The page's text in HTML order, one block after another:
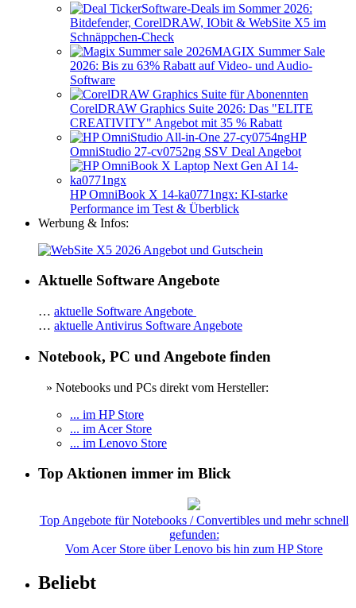
Software-Deals im Sommer 2026:
Bitdefender, CorelDRAW, IObit & WebSite X5 im
Schnäppchen-Check
MAGIX Summer Sale
2026: Bis zu 63% Rabatt auf Video- und Audio-
Software
CorelDRAW Graphics Suite 2026: Das "ELITE
CREATIVITY" Angebot mit 35 % Rabatt
HP
OmniStudio 27-cv0752ng SSV Deal Angebot
HP OmniBook X 14-ka0771ngx: KI-starke
Performance im Test & Überblick
Werbung & Infos:
Aktuelle Software Angebote
… aktuelle Software Angebote
… aktuelle Antivirus Software Angebote
Notebook, PC und Angebote finden
» Notebooks und PCs direkt vom Hersteller:
... im HP Store
... im Acer Store
... im Lenovo Store
Top Aktionen immer im Blick
Top Angebote für Notebooks / Convertibles und mehr schnell
gefunden:
Vom Acer Store über Lenovo bis hin zum HP Store
Beliebt